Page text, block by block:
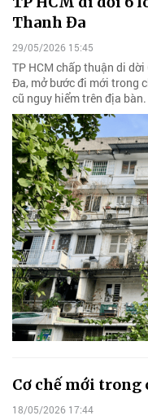
Thanh Đa
29/05/2026 15:45
TP HCM chấp thuận di
Đa, mở bước đi mới trong
cũ nguy hiểm trên địa bàn.
Cơ chế mới trong
18/05/2026 17:44